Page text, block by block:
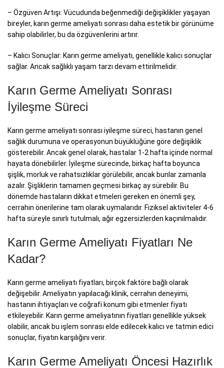
– Özgüven Artışı: Vücudunda beğenmediği değişiklikler yaşayan
bireyler, karın germe ameliyatı sonrası daha estetik bir görünüme
sahip olabilirler, bu da özgüvenlerini artırır.
– Kalıcı Sonuçlar: Karın germe ameliyatı, genellikle kalıcı sonuçlar
sağlar. Ancak sağlıklı yaşam tarzı devam ettirilmelidir.
Karın Germe Ameliyatı Sonrası
İyileşme Süreci
Karın germe ameliyatı sonrası iyileşme süreci, hastanın genel
sağlık durumuna ve operasyonun büyüklüğüne göre değişiklik
gösterebilir. Ancak genel olarak, hastalar 1-2 hafta içinde normal
hayata dönebilirler. İyileşme sürecinde, birkaç hafta boyunca
şişlik, morluk ve rahatsızlıklar görülebilir, ancak bunlar zamanla
azalır. Şişliklerin tamamen geçmesi birkaç ay sürebilir. Bu
dönemde hastaların dikkat etmeleri gereken en önemli şey,
cerrahın önerilerine tam olarak uymalarıdır. Fiziksel aktiviteler 4-6
hafta süreyle sınırlı tutulmalı, ağır egzersizlerden kaçınılmalıdır.
Karın Germe Ameliyatı Fiyatları Ne
Kadar?
Karın germe ameliyatı fiyatları, birçok faktöre bağlı olarak
değişebilir. Ameliyatın yapılacağı klinik, cerrahın deneyimi,
hastanın ihtiyaçları ve coğrafi konum gibi etmenler fiyatı
etkileyebilir. Karın germe ameliyatının fiyatları genellikle yüksek
olabilir, ancak bu işlem sonrası elde edilecek kalıcı ve tatmin edici
sonuçlar, fiyatın karşılığını verir.
Karın Germe Ameliyatı Öncesi Hazırlık